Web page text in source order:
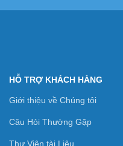
HỖ TRỢ KHÁCH HÀNG
Giới thiệu về Chúng tôi
Câu Hỏi Thường Gặp
Thư Viện tài Liệu